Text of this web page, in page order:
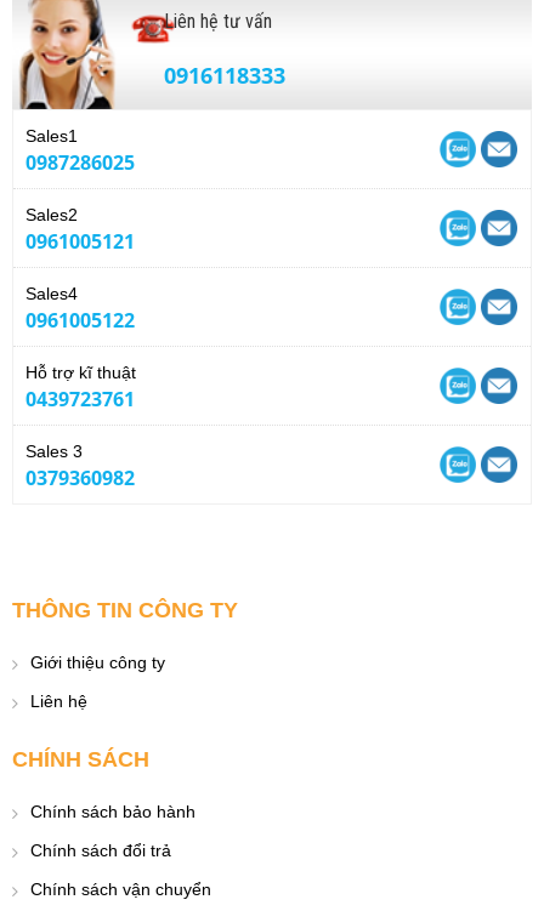
Liên hệ tư vấn
0916118333
Sales1
0987286025
Sales2
0961005121
Sales4
0961005122
Hỗ trợ kĩ thuật
0439723761
Sales 3
0379360982
THÔNG TIN CÔNG TY
Giới thiệu công ty
Liên hệ
CHÍNH SÁCH
Chính sách bảo hành
Chính sách đổi trả
Chính sách vận chuyển